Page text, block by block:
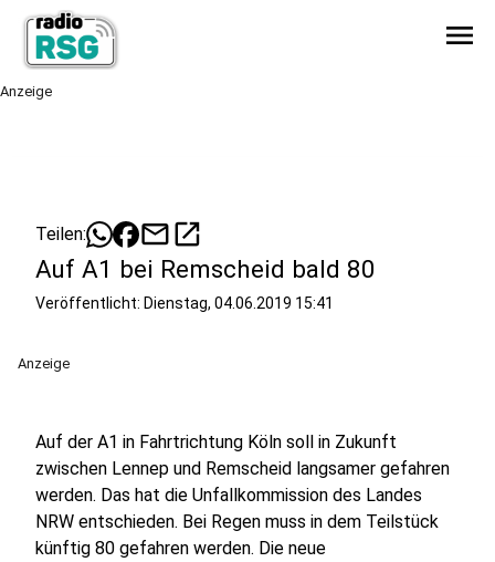
menu
Anzeige
Teilen: mailopen_in_new
Auf A1 bei Remscheid bald 80
Veröffentlicht: Dienstag, 04.06.2019 15:41
Anzeige
Auf der A1 in Fahrtrichtung Köln soll in Zukunft
zwischen Lennep und Remscheid langsamer gefahren
werden. Das hat die Unfallkommission des Landes
NRW entschieden. Bei Regen muss in dem Teilstück
künftig 80 gefahren werden. Die neue